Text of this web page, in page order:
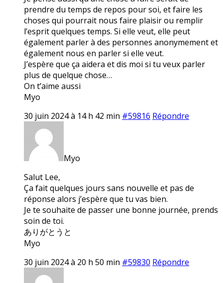
prendre du temps de repos pour soi, et faire les
choses qui pourrait nous faire plaisir ou remplir
l’esprit quelques temps. Si elle veut, elle peut
également parler à des personnes anonymement et
également nous en parler si elle veut.
J’espère que ça aidera et dis moi si tu veux parler
plus de quelque chose…
On t’aime aussi
Myo
30 juin 2024 à 14 h 42 min #59816 Répondre
Myo
Salut Lee,
Ça fait quelques jours sans nouvelle et pas de
réponse alors j’espère que tu vas bien.
Je te souhaite de passer une bonne journée, prends
soin de toi.
ありがとうと
Myo
30 juin 2024 à 20 h 50 min #59830 Répondre